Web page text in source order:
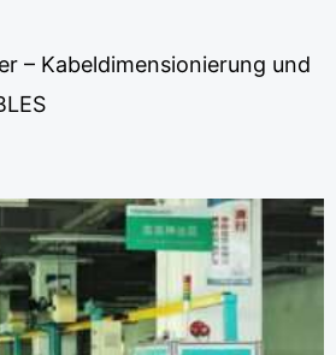
– Kabeldimensionierung und